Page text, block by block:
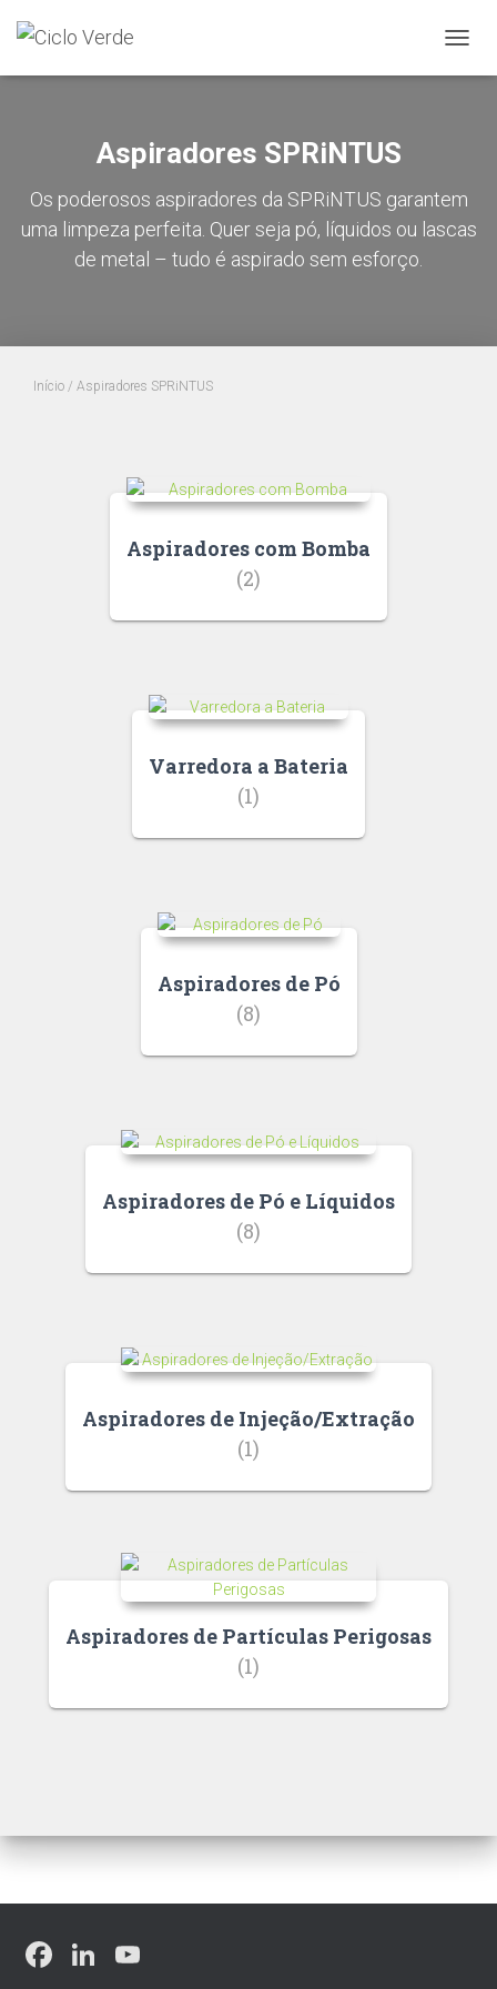
A
Aspiradores SPRiNTUS
Os poderosos aspiradores da SPRiNTUS garantem
uma limpeza perfeita. Quer seja pó, líquidos ou lascas
de metal – tudo é aspirado sem esforço.
Início / Aspiradores SPRiNTUS
Aspiradores com Bomba
(2)
Varredora a Bateria
(1)
Aspiradores de Pó
(8)
Aspiradores de Pó e Líquidos
(8)
Aspiradores de Injeção/Extração
(1)
Aspiradores de Partículas Perigosas
(1)
F
Li